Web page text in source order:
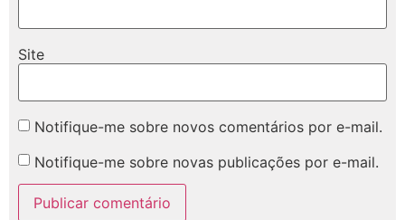
Site
Notifique-me sobre novos comentários por e-mail.
Notifique-me sobre novas publicações por e-mail.